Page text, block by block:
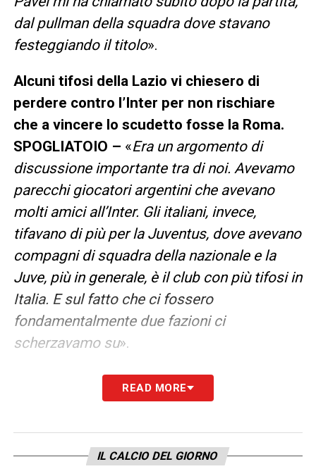
dal pullman della squadra dove stavano
festeggiando il titolo».
Alcuni tifosi della Lazio vi chiesero di
perdere contro l’Inter per non rischiare
che a vincere lo scudetto fosse la Roma.
SPOGLIATOIO – «Era un argomento di
discussione importante tra di noi. Avevamo
parecchi giocatori argentini che avevano
molti amici all’Inter. Gli italiani, invece,
tifavano di più per la Juventus, dove avevano
compagni di squadra della nazionale e la
Juve, più in generale, è il club con più tifosi in
Italia. E sul fatto che ci fossero
fondamentalmente due fazioni ci
scherzavamo su».
Era un tipo piuttosto silenzioso
ed è così ancora oggi. Certo, a bordo campo
stampa parla sempre in modo colto e
riflessivo. All’epoca, era dura per lui. Giocava
READ MORE
IL CALCIO DEL GIORNO